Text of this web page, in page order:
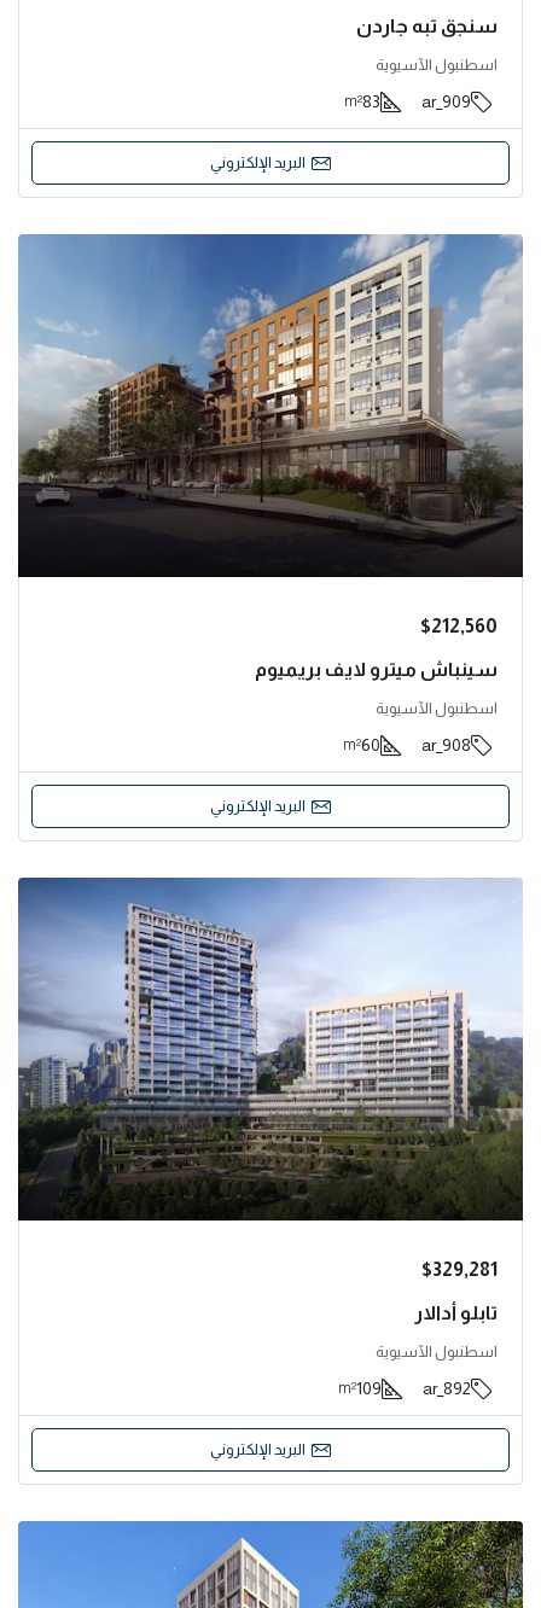
سنجق تبه جاردن
اسطنبول الآسيوية
909_ar
83
m²
البريد الإلكتروني
$212,560
سينباش ميترو لايف بريميوم
اسطنبول الآسيوية
908_ar
60
m²
البريد الإلكتروني
$329,281
تابلو أدالار
اسطنبول الآسيوية
892_ar
109
m²
البريد الإلكتروني